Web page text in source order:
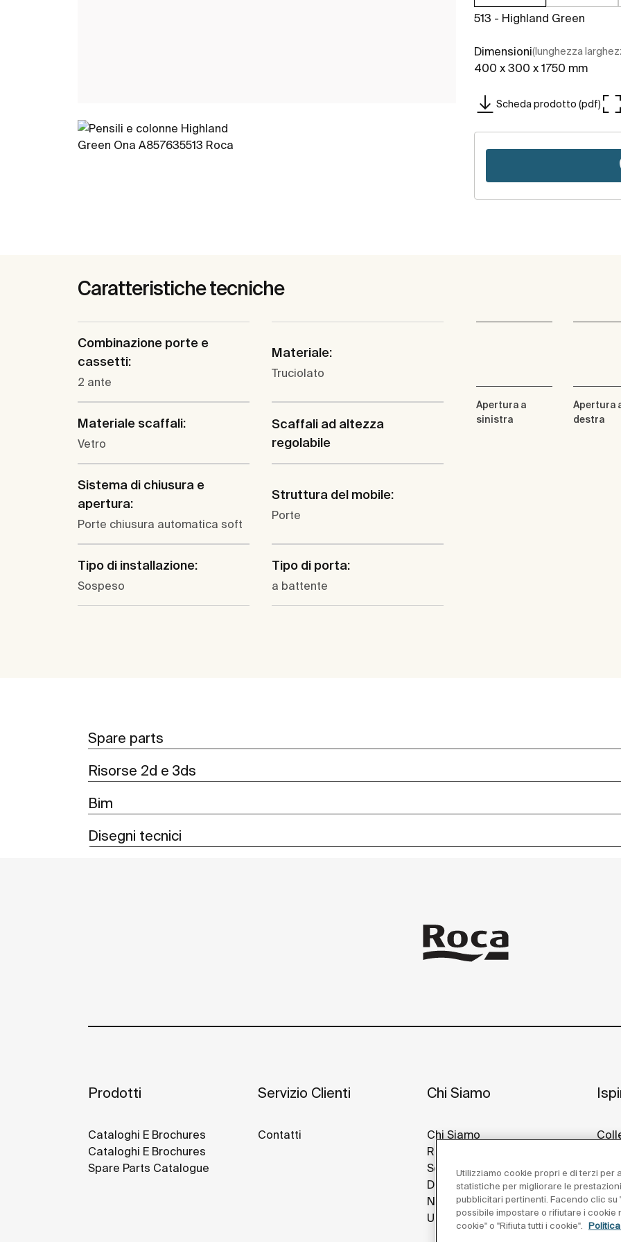
513 - Highland Green
Dimensioni(lunghezza
400 x 300 x 1750 mm
Scheda prodotto (pdf)
Caratteristiche tecniche
Combinazione porte e
cassetti:
2 ante
Materiale:
Truciolato
Materiale scaffali:
Vetro
Scaffali ad altezza
regolabile
Sistema di chiusura e
apertura:
Porte chiusura automatica soft
Struttura del mobile:
Porte
Tipo di installazione:
Sospeso
Tipo di porta:
a battente
Apertura a
sinistra
Apertura
destra
Spare parts
Risorse 2d e 3ds
Bim
Disegni tecnici
Prodotti
Cataloghi E Brochures
Cataloghi E Brochures
Spare Parts Catalogue
Servizio Clienti
Contatti
Chi Siamo
Chi Siamo
Roca Nel Mondo
Sostenibilità
Design E Innovazione
Notizie
Unisciti a Noi
Utilizziamo cookie propri e di terzi per
statistiche per migliorare le
pubblicitari pertinenti. Facendo clic su
possibile impostare o rifiutare i
cookie" o "Rifiuta tutti i cookie".